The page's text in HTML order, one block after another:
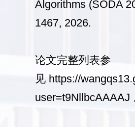
Algorithms (SODA
1467, 2026.
论文完整列表参
见 https://
user=t9NllbcAAAAJ